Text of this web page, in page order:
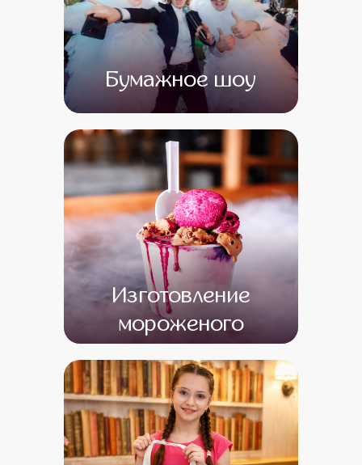
Бумажное шоу
от 0 от 0
Изготовление
мороженого
от 20 000 от 1